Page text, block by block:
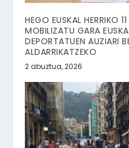
HEGO EUSKAL HERRIKO
MOBILIZATU GARA
DEPORTATUEN AUZIARI
ALDARRIKATZEKO
2 abuztua, 2026